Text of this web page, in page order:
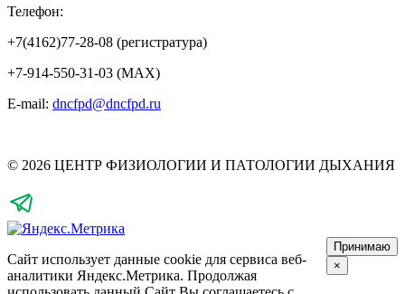
Телефон:
+7(4162)77-28-08 (регистратура)
+7-914-550-31-03 (MAX)
E-mail: dncfpd@dncfpd.ru
© 2026 ЦЕНТР ФИЗИОЛОГИИ И ПАТОЛОГИИ ДЫХАНИЯ
Сайт использует данные cookie для сервиса веб-
аналитики Яндекс.Метрика. Продолжая
Принимаю
×